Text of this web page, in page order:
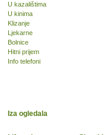
U kazalištima
U kinima
Klizanje
Ljekarne
Bolnice
Hitni prijem
Info telefoni
Iza ogledala